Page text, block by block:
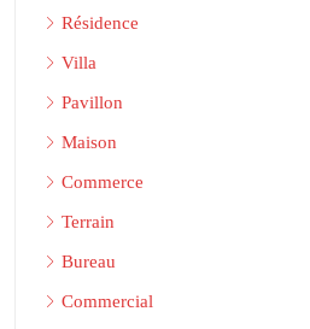
Résidence
Villa
Pavillon
Maison
Commerce
Terrain
Bureau
Commercial